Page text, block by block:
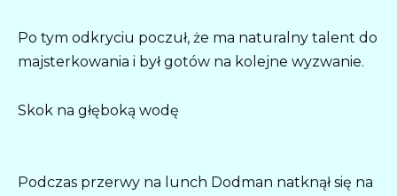
Po tym odkryciu poczuł, że ma naturalny talent do
majsterkowania i był gotów na kolejne wyzwanie.
Skok na głęboką wodę
Podczas przerwy na lunch Dodman natknął się na